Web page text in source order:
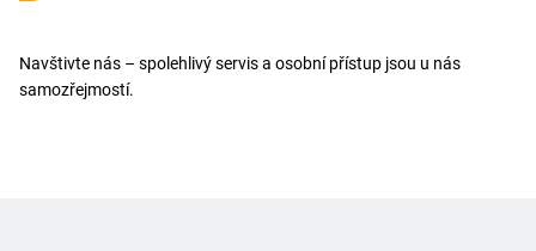
Navštivte nás – spolehlivý servis a osobní přístup jsou u nás
samozřejmostí.